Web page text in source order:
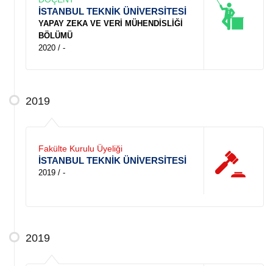
İSTANBUL TEKNİK ÜNİVERSİTESİ
YAPAY ZEKA VE VERİ MÜHENDİSLİĞİ
BÖLÜMÜ
2020 / -
2019
Fakülte Kurulu Üyeliği
İSTANBUL TEKNİK ÜNİVERSİTESİ
2019 / -
2019